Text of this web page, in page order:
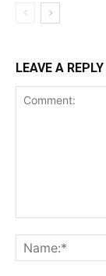
LEAVE A REPLY